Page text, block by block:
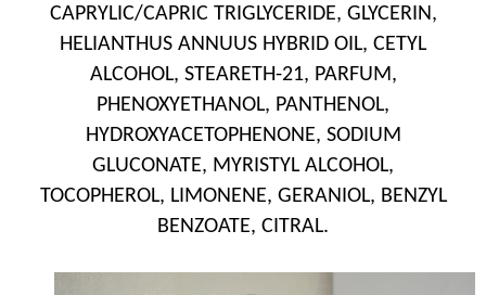
CAPRYLIC/CAPRIC TRIGLYCERIDE, GLYCERIN,
HELIANTHUS ANNUUS HYBRID OIL, CETYL
ALCOHOL, STEARETH-21, PARFUM,
PHENOXYETHANOL, PANTHENOL,
HYDROXYACETOPHENONE, SODIUM
GLUCONATE, MYRISTYL ALCOHOL,
TOCOPHEROL, LIMONENE, GERANIOL, BENZYL
BENZOATE, CITRAL.